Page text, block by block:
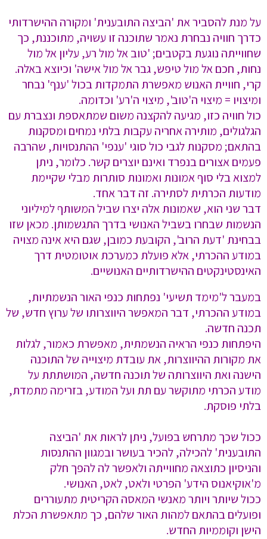
על מנת להסביר את 'הביצה התובענית' ומקורה ההישרדותי
כדרך חוויה נבחרת נאמר שתוכנה זו עשויה, מתוכננת, כך
שחווייתה נוגעת בקטבים; 'טוב אל מול רע, עליון אל מול
נחות, חכם אל מול טיפש, גבר אל מול אישה' וכיוצא באלה.
קרי, חוויית האנוש מאפשרת התמקדות בכול 'ענף' נבחר
ומיצויו = מיצוי ה'טוב', מיצוי ה'רע' וכדומה.
כול חוויה כזו, מגיעה להקצנה משום שמתאספת ונצברת עם
הגלגולים, מותירה אחריה עקבות בלתי נמחים ומסקנות
בהתאם; מסקנות לגבי כול סוגי 'ענפי' ההתנסויות, שהרבה
פעמים אצורים בנפרד ואינם יוצרים קשר. כלומר, ניתן
למצוא בלי סוף אמונות ואמונות סותרות מבלי שקיימת
מודעות הכרתית לסתירה. זה דבר אחד.
דבר שני הוא, שאמונות אלה יצרו שביל המשותף למיליוני
הנשמות שבחרו בשביל האנושי בדרך התגשמותן. מכאן שזו
בבחינת 'דעת הרוב', הקובעת כמובן, שגם היא אינה מצויה
במודע ההכרתי, אלא פועלת כמערכת אוטומטית דרך
האינסטינקטים ההישרדותיים האנושיים.
במעבר ל'מימד תשיעי' נפתחות כנפי האור הנשמתיות,
במודע ההכרתי, דבר המאפשר היווצרותו של ערוץ חדש, של
תכנה חדשה.
היפתחות כנפי הראיה הנשמתית, מאפשרת כאמור, לגלות
את מקורות ההיווצרות, את עובדת מיצוייה של התוכנה
הישנה ואת היווצרותה של תוכנה חדשה, המושתתת על
מודע הכרתי מתוקשר עם תת ועל המודע, בזרימה מתמדת,
בלתי פוסקת.
ככול שכך מתרחש בפועל, ניתן לראות את 'הביצה
התובענית' להכילה, להכיר בעושר ובמגוון ההתנסות
והניסיון כתוצאה מחווייתה ולאפשר לה להפך חלק
מ'אוקיאנוס הידע' הפרטי ולאט, לאט, האנושי.
ככול שיותר ויותר מאנשי המאסה הקריטית מתעוררים
ופועלים בהתאם למהות האור שלהם, כך מתאפשרת הכלת
הישן וקוממיות החדש.